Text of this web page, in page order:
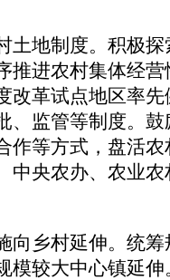
地制度。积极探
推进农村集体经
改革试点地区率
、监管等制度。
作等方式，盘活
中央农办、农业
乡村延伸。统筹
模较大中心镇延